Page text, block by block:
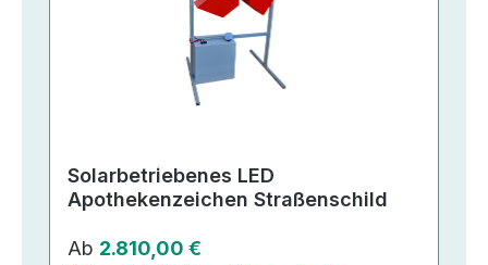
Solarbetriebenes LED
Apothekenzeichen Straßenschild
Regulärer Preis:
Ab 2.810,00 €